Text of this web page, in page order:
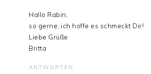
Hallo Rabin,
so gerne, ich hoffe es schmeckt Dir!
Liebe Grüße
Britta
ANTWORTEN